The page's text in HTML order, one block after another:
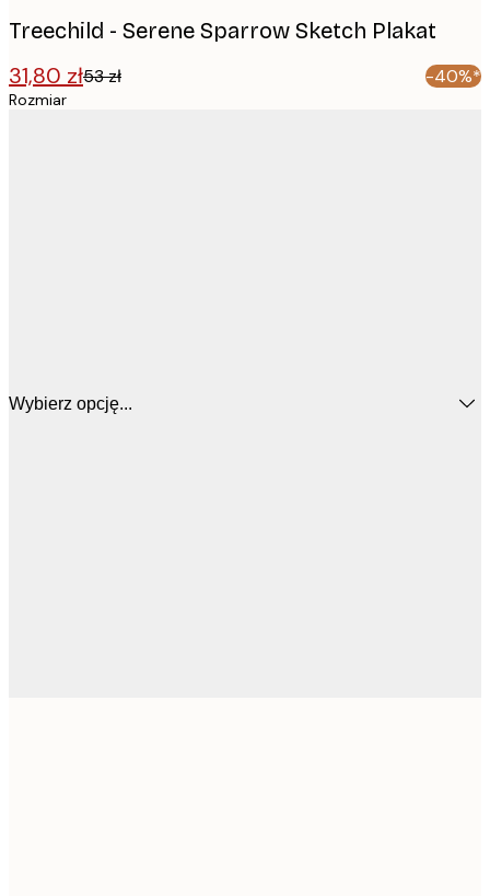
Treechild - Serene Sparrow Sketch Plakat
31,80 zł53 zł -40%*
Rozmiar
Wybierz opcję...